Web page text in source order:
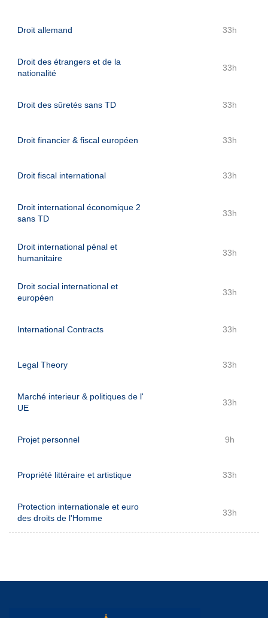
Droit allemand 33h
Droit des étrangers et de la
nationalité
33h
Droit des sûretés sans TD 33h
Droit financier & fiscal européen 33h
Droit fiscal international 33h
Droit international économique 2
sans TD
33h
Droit international pénal et
humanitaire
33h
Droit social international et
européen
33h
International Contracts 33h
Legal Theory 33h
Marché interieur & politiques de l'
UE
33h
Projet personnel 9h
Propriété littéraire et artistique 33h
Protection internationale et euro
des droits de l'Homme
33h